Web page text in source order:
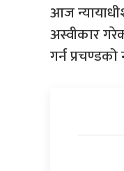
आज
अस्वीकार
गर्न